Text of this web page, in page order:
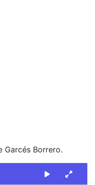
Garcés Borrero.